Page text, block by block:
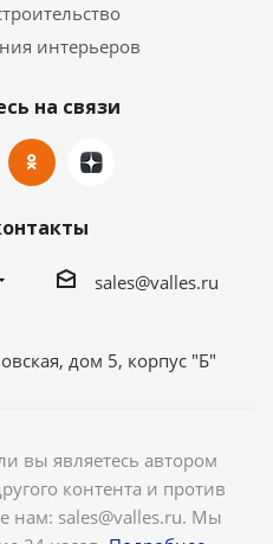
интерьеров
на связи
sales@valles.ru
дом 5, корпус "Б"
вы являетесь автором
контента и против
нам: sales@valles.ru. Мы